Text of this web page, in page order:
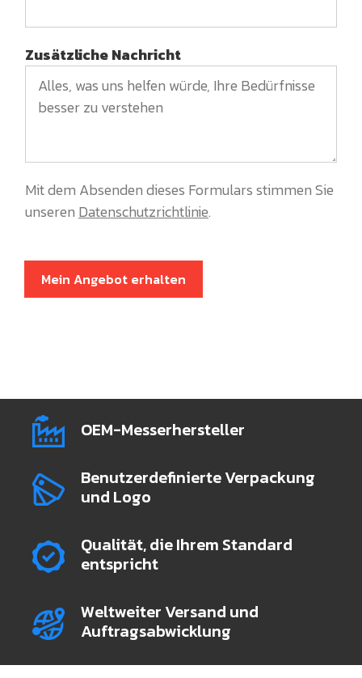
Zusätzliche Nachricht
Mit dem Absenden dieses Formulars stimmen Sie
unseren Datenschutzrichtlinie.
Mein Angebot erhalten
OEM-Messerhersteller
Benutzerdefinierte Verpackung
und Logo
Qualität, die Ihrem Standard
entspricht
Weltweiter Versand und
Auftragsabwicklung